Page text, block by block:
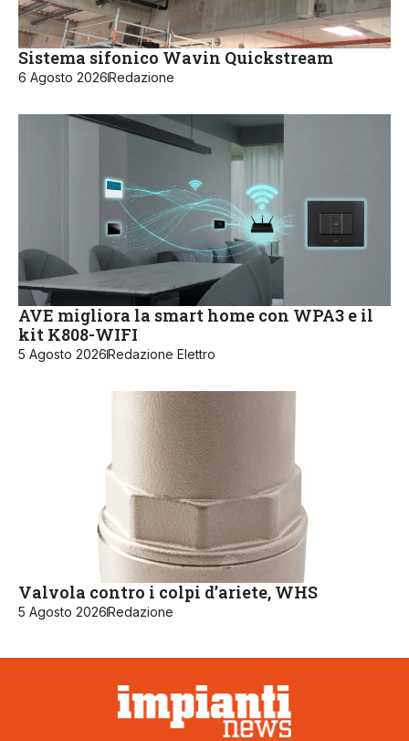
Sistema sifonico Wavin Quickstream
6 Agosto 2026Redazione
AVE migliora la smart home con WPA3 e il
kit K808-WIFI
5 Agosto 2026Redazione Elettro
Valvola contro i colpi d’ariete, WHS
5 Agosto 2026Redazione